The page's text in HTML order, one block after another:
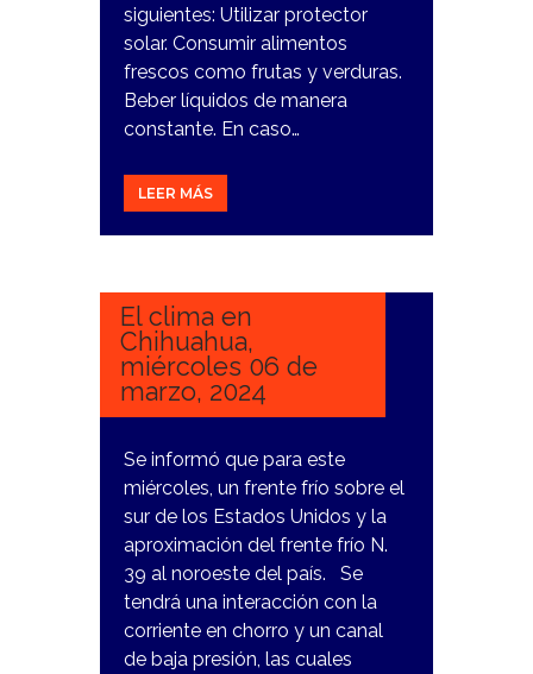
siguientes: Utilizar protector
solar. Consumir alimentos
frescos como frutas y verduras.
Beber líquidos de manera
constante. En caso…
LEER MÁS
6
El clima en
Chihuahua,
miércoles 06 de
marzo, 2024
Se informó que para este
miércoles, un frente frío sobre el
sur de los Estados Unidos y la
aproximación del frente frío N.
39 al noroeste del país. Se
tendrá una interacción con la
corriente en chorro y un canal
de baja presión, las cuales